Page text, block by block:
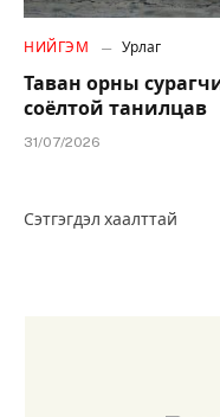
НИЙГЭМ Урлаг
Таван орны
соёлтой танилцав
31/07/2026
Сэтгэгдэл хаалттай